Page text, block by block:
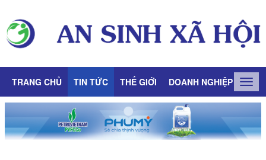
TRANG CHỦ TIN TỨC THẾ GIỚI DOANH NGHIỆP LAO